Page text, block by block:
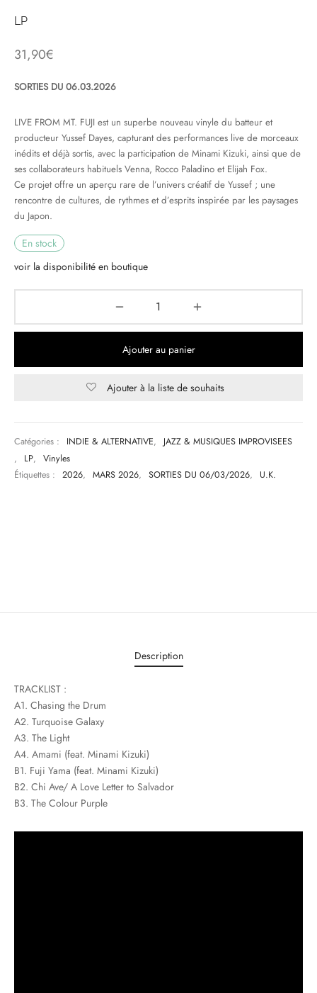
LP
31,90€
SORTIES DU 06.03.2026
LIVE FROM MT. FUJI est un superbe nouveau vinyle du batteur et
producteur Yussef Dayes, capturant des performances live de morceaux
inédits et déjà sortis, avec la participation de Minami Kizuki, ainsi que de
ses collaborateurs habituels Venna, Rocco Paladino et Elijah Fox.
Ce projet offre un aperçu rare de l’univers créatif de Yussef ; une
rencontre de cultures, de rythmes et d’esprits inspirée par les paysages
du Japon.
En stock
voir la disponibilité en boutique
Ajouter au panier
Ajouter à la liste de souhaits
Catégories : INDIE & ALTERNATIVE,
JAZZ & MUSIQUES IMPROVISEES
,
LP,
Vinyles
Étiquettes :
2026, MARS 2026, SORTIES DU 06/03/2026, U.K.
Description
TRACKLIST :
A1. Chasing the Drum
A2. Turquoise Galaxy
A3. The Light
A4. Amami (feat. Minami Kizuki)
B1. Fuji Yama (feat. Minami Kizuki)
B2. Chi Ave/ A Love Letter to Salvador
B3. The Colour Purple
MUSIQUES IMPROVISEES
DU MONDE
CLASSIQUE
DAY 2025